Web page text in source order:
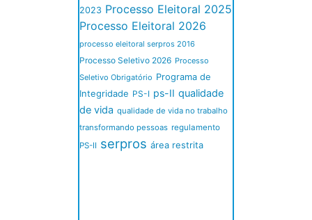
2023 Processo Eleitoral 2025
Processo Eleitoral 2026
processo eleitoral serpros 2016
Processo Seletivo 2026 Processo
Seletivo Obrigatório Programa de
Integridade PS-I ps-II qualidade
de vida qualidade de vida no trabalho
transformando pessoas regulamento
PS-II serpros área restrita